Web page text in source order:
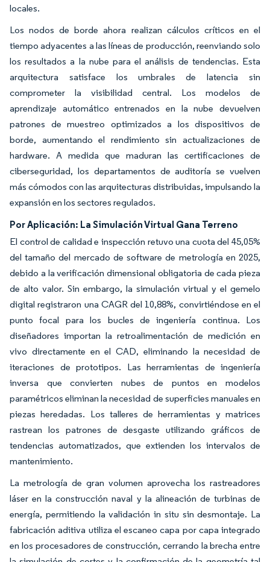
locales.
Los nodos de borde ahora realizan cálculos críticos en el
tiempo adyacentes a las líneas de producción, reenviando solo
los resultados a la nube para el análisis de tendencias. Esta
arquitectura satisface los umbrales de latencia sin
comprometer la visibilidad central. Los modelos de
aprendizaje automático entrenados en la nube devuelven
patrones de muestreo optimizados a los dispositivos de
borde, aumentando el rendimiento sin actualizaciones de
hardware. A medida que maduran las certificaciones de
ciberseguridad, los departamentos de auditoría se vuelven
más cómodos con las arquitecturas distribuidas, impulsando la
expansión en los sectores regulados.
Por Aplicación: La Simulación Virtual Gana Terreno
El control de calidad e inspección retuvo una cuota del 45,05%
del tamaño del mercado de software de metrología en 2025,
debido a la verificación dimensional obligatoria de cada pieza
de alto valor. Sin embargo, la simulación virtual y el gemelo
digital registraron una CAGR del 10,88%, convirtiéndose en el
punto focal para los bucles de ingeniería continua. Los
diseñadores importan la retroalimentación de medición en
vivo directamente en el CAD, eliminando la necesidad de
iteraciones de prototipos. Las herramientas de ingeniería
inversa que convierten nubes de puntos en modelos
paramétricos eliminan la necesidad de superficies manuales en
piezas heredadas. Los talleres de herramientas y matrices
rastrean los patrones de desgaste utilizando gráficos de
tendencias automatizados, que extienden los intervalos de
mantenimiento.
La metrología de gran volumen aprovecha los rastreadores
láser en la construcción naval y la alineación de turbinas de
energía, permitiendo la validación in situ sin desmontaje. La
fabricación aditiva utiliza el escaneo capa por capa integrado
en los procesadores de construcción, cerrando la brecha entre